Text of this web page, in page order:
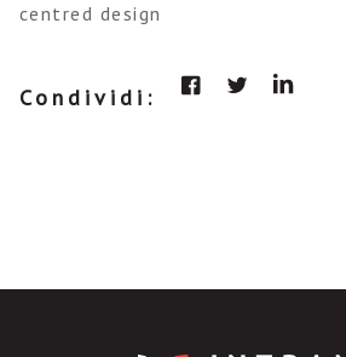
centred design
Condividi: